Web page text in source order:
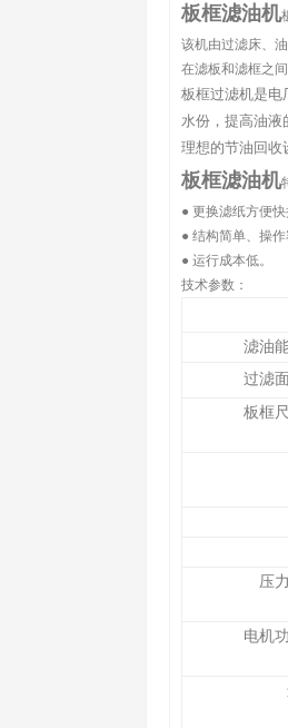
板框滤油机
该机由过滤床、
在滤板和滤框之
板框过滤机是电
水份，提高油液
理想的节油回收
板框滤油机
● 更换滤纸方便快
● 结构简单、操作
● 运行成本低。
技术参数：
滤油
过滤
板框
压力
电机